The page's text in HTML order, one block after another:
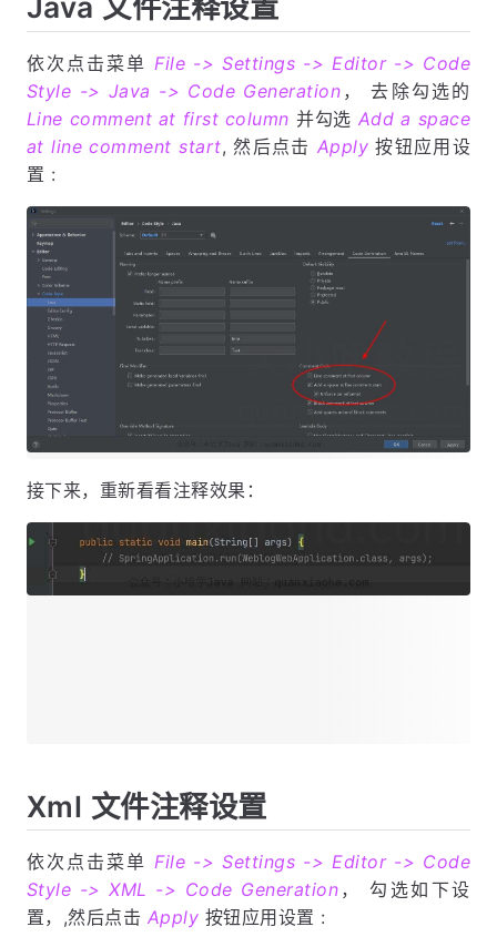
依次点击菜单 File -> Settings -> Editor -> Code
Style -> Java -> Code Generation ， 去除勾选的
Line comment at first column 并勾选 Add a space
at line comment start, 然后点击 Apply 按钮应用设
置 :
接下来，重新看看注释效果：
Xml 文件注释设置
依次点击菜单File -> Settings -> Editor -> Code
Style -> XML -> Code Generation ， 勾选如下设
置，,然后点击 Apply 按钮应用设置 :